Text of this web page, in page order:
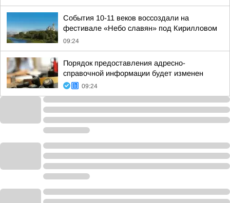
События 10-11 веков воссоздали на
фестивале «Небо славян» под Кирилловом
09:24
Порядок предоставления адресно-
справочной информации будет изменен
09:24